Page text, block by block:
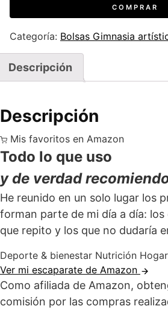
COMPRAR
Categoría: Bolsas Gimnasia
Descripción
Descripción
Mis favoritos en Amazon
Todo lo que uso
y de verdad
He reunido en un solo lugar los
forman parte de mi día a día:
que repito y los que no dudaría
Deporte & bienestar Nutrición Hogar
Ver mi escaparate de Amazon
Como afiliada de Amazon,
comisión por las compras